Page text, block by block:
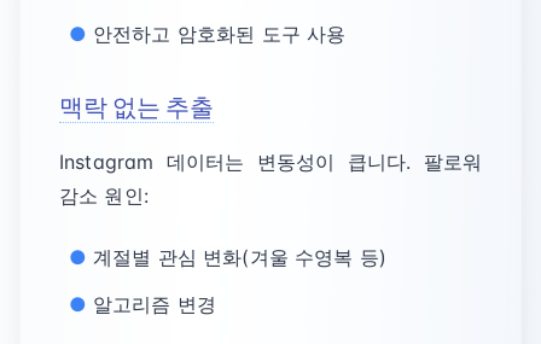
안전하고 암호화된 도구 사용
맥락 없는 추출
Instagram 데이터는 변동성이 큽니다. 팔로워
감소 원인:
계절별 관심 변화(겨울 수영복 등)
알고리즘 변경